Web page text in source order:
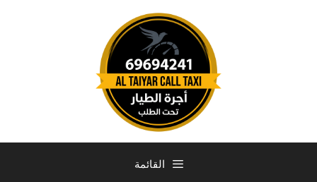
القائمة